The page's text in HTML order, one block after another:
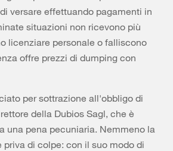
versare effettuando pagamenti in
situazioni non ricevono più
licenziare personale o falliscono
offre prezzi di dumping con
per sottrazione all'obbligo di
della Dubios Sagl, che è
una pena pecuniaria. Nemmeno la
priva di colpe: con il suo modo di